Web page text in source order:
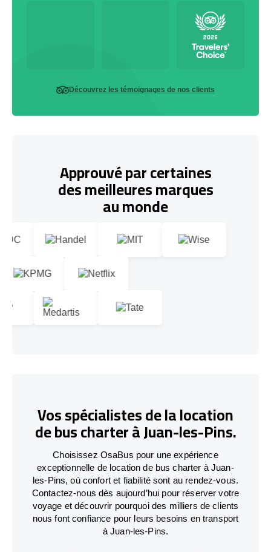
Découvrez les témoignages de nos clients
Approuvé par certaines
des meilleures marques
au monde
Vos spécialistes de la location
de bus charter à Juan-les-Pins.
Choisissez OsaBus pour une expérience
exceptionnelle de location de bus charter à Juan-
les-Pins, où confort et fiabilité sont au rendez-vous.
Contactez-nous dès aujourd’hui pour réserver votre
voyage et découvrir pourquoi des milliers de clients
nous font confiance pour leurs besoins en transport
à Juan-les-Pins.